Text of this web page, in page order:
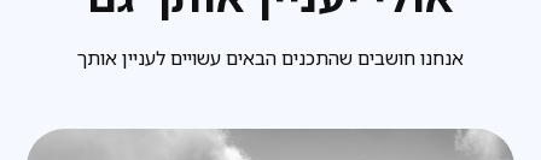
אנחנו חושבים שהתכנים הבאים עשויים לעניין אותך